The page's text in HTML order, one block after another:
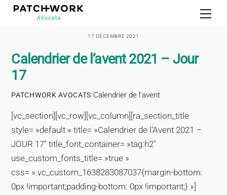
Skip
17 DÉCEMBRE 2021
Calendrier de l’avent 2021 – Jour
17
PATCHWORK AVOCATS Calendrier de l'avent
[vc_section][vc_row][vc_column][ra_section_title
style= »default » title= »Calendrier de l’Avent 2021 –
JOUR 17″ title_font_container= »tag:h2″
use_custom_fonts_title= »true »
css= ».vc_custom_1638283087037{margin-bottom:
0px !important;padding-bottom: 0px !important;} »]